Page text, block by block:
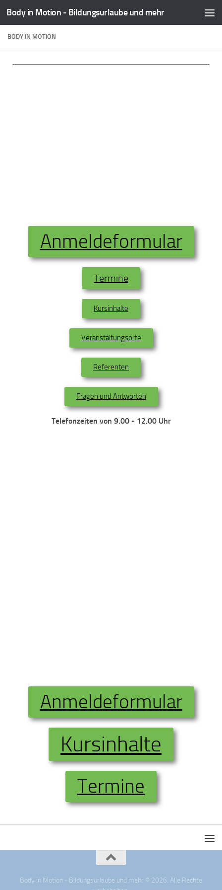
Zum Inhalt springen
Body in Motion - Bildungsurlaube und mehr
BODY IN MOTION
Anmeldeformular
Termine
Kursinhalte
Veranstaltungsorte
Referenten
Fragen und Antworten
Telefonzeiten von 9.00 - 12.00 Uhr
Anmeldeformular
Kursinhalte
Termine
Body in Motion - Bildungsurlaube und mehr © 2026. Alle Rechte